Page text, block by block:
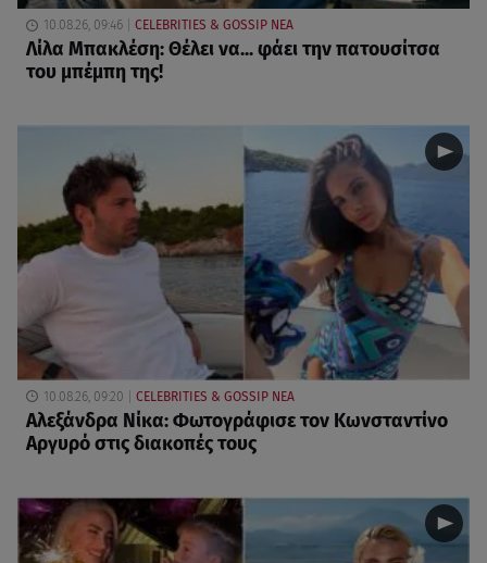
10.08.26, 09:46 CELEBRITIES & GOSSIP ΝΕΑ
Λίλα Μπακλέση: Θέλει να... φάει την πατουσίτσα
του μπέμπη της!
10.08.26, 09:20 CELEBRITIES & GOSSIP ΝΕΑ
Αλεξάνδρα Νίκα: Φωτογράφισε τον Κωνσταντίνο
Αργυρό στις διακοπές τους